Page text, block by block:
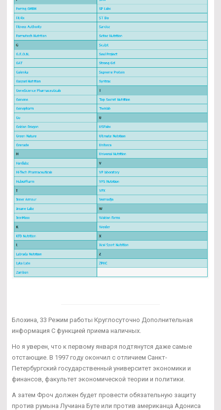
Блохина, 33 Режим работы Круглосуточно Дополнительная
информация С функцией приема наличных.
Но я уверен, что к первому января подтянутся даже самые
отстающие. В 1997 году окончил с отличием Санкт-
Петербургский государственный университет экономики и
финансов, факультет экономической теории и политики.
А затем Фроч должен будет провести обязательную защиту
против румына Лучиана Буте или против американца Адониса